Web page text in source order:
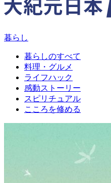
暮らし
暮らしのすべて
料理・グルメ
ライフハック
感動ストーリー
スピリチュアル
こころを修める